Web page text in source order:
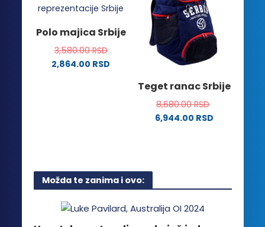
varijanti.
mogu
biti
izabrane
Opcije
mogu
biti
izabrane
na
proizvoda.
Polo majica Srbije
3,580.00RSD
2,864.00 RSD
biti
izabrane
stranici
Teget ranac Srbije
8,680.00RSD
6,944.00 RSD
Možda te zanima i ovo: